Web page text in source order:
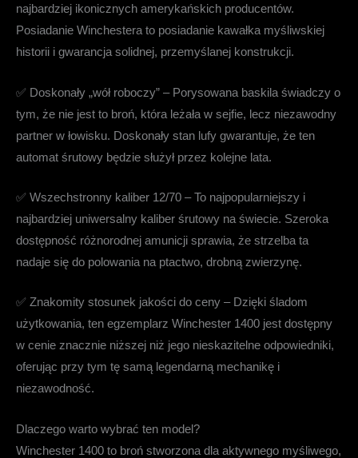
najbardziej ikonicznych amerykańskich producentów.
Posiadanie Winchestera to posiadanie kawałka myśliwskiej
historii i gwarancja solidnej, przemyślanej konstrukcji.
✅ Doskonały „wół roboczy” – Porysowana baskila świadczy o
tym, że nie jest to broń, która leżała w sejfie, lecz niezawodny
partner w łowisku. Doskonały stan lufy gwarantuje, że ten
automat śrutowy będzie służył przez kolejne lata.
✅ Wszechstronny kaliber 12/70 – To najpopularniejszy i
najbardziej uniwersalny kaliber śrutowy na świecie. Szeroka
dostępność różnorodnej amunicji sprawia, że strzelba ta
nadaje się do polowania na ptactwo, drobną zwierzynę.
✅ Znakomity stosunek jakości do ceny – Dzięki śladom
użytkowania, ten egzemplarz Winchester 1400 jest dostępny
w cenie znacznie niższej niż jego nieskazitelne odpowiedniki,
oferując przy tym tę samą legendarną mechanikę i
niezawodność.
Dlaczego warto wybrać ten model?
Winchester 1400 to broń stworzona dla aktywnego myśliwego,